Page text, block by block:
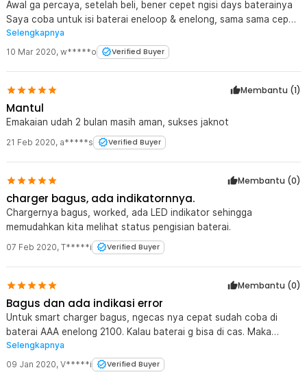
Awal ga percaya, setelah beli, bener cepet ngisi days baterainya
Saya coba untuk isi baterai eneloop & enelong, sama sama cepet
(+- 2 jam)
Selengkapnya
10 Mar 2020, w*****o Verified Buyer
Membantu (1)
Mantul
Emakaian udah 2 bulan masih aman, sukses jaknot
21 Feb 2020, a*****s Verified Buyer
Membantu (0)
charger bagus, ada indikatornnya.
Chargernya bagus, worked, ada LED indikator sehingga
memudahkan kita melihat status pengisian baterai.
07 Feb 2020, T*****i Verified Buyer
Membantu (0)
Bagus dan ada indikasi error
Untuk smart charger bagus, ngecas nya cepat sudah coba di
baterai AAA enelong 2100. Kalau baterai g bisa di cas. Maka
indikasi error nyala. Gooooooddd.....
Selengkapnya
09 Jan 2020, V*****i Verified Buyer